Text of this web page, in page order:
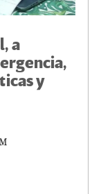
a
y